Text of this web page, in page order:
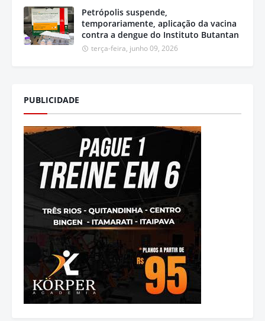
Petrópolis suspende,
temporariamente, aplicação da vacina
contra a dengue do Instituto Butantan
terça-feira, junho 09, 2026
PUBLICIDADE